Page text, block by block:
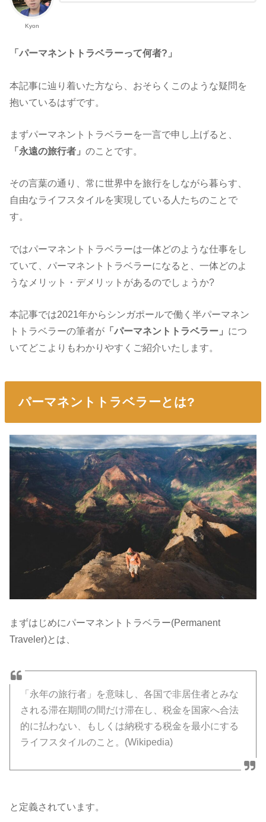
Kyon
「パーマネントトラベラーって何者?」
本記事に辿り着いた方なら、おそらくこのような疑問を
抱いているはずです。
まずパーマネントトラベラーを一言で申し上げると、
「永遠の旅行者」のことです。
その言葉の通り、常に世界中を旅行をしながら暮らす、
自由なライフスタイルを実現している人たちのことで
す。
ではパーマネントトラベラーは一体どのような仕事をし
ていて、パーマネントトラベラーになると、一体どのよ
うなメリット・デメリットがあるのでしょうか?
本記事では2021年からシンガポールで働く半パーマネン
トトラベラーの筆者が 「パーマネントトラベラー 」 につ
いてどこよりもわかりやすくご紹介いたします。
パーマネントトラベラーとは?
まずはじめにパーマネントトラベラー(Permanent
Traveler)とは、
「永年の旅行者」を意味し、各国で非居住者とみな
される滞在期間の間だけ滞在し、税金を国家へ合法
的に払わない、もしくは納税する税金を最小にする
ライフスタイルのこと。(Wikipedia)
と定義されています。